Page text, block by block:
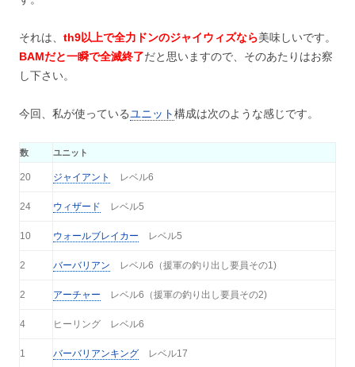
それは、 th9以上で全力ドンのジャイウィズなら美味しいです。
BAMだと一瞬で全滅終了だと思いますので、そのあたりはお察
し下さい。
今回、私が使っているユニット構成は次のような感じです。
数 ユニット
20 ジャイアント レベル6
24 ウィザード レベル5
10 ウォールブレイカー レベル5
2 バーバリアン レベル6（援軍の釣り出し要員その1)
2 アーチャー レベル6（援軍の釣り出し要員その2)
4 ヒーリング レベル6
1 バーバリアンキング レベル17